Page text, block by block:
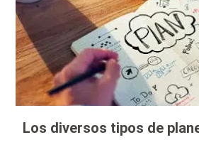
Los diversos tipos de